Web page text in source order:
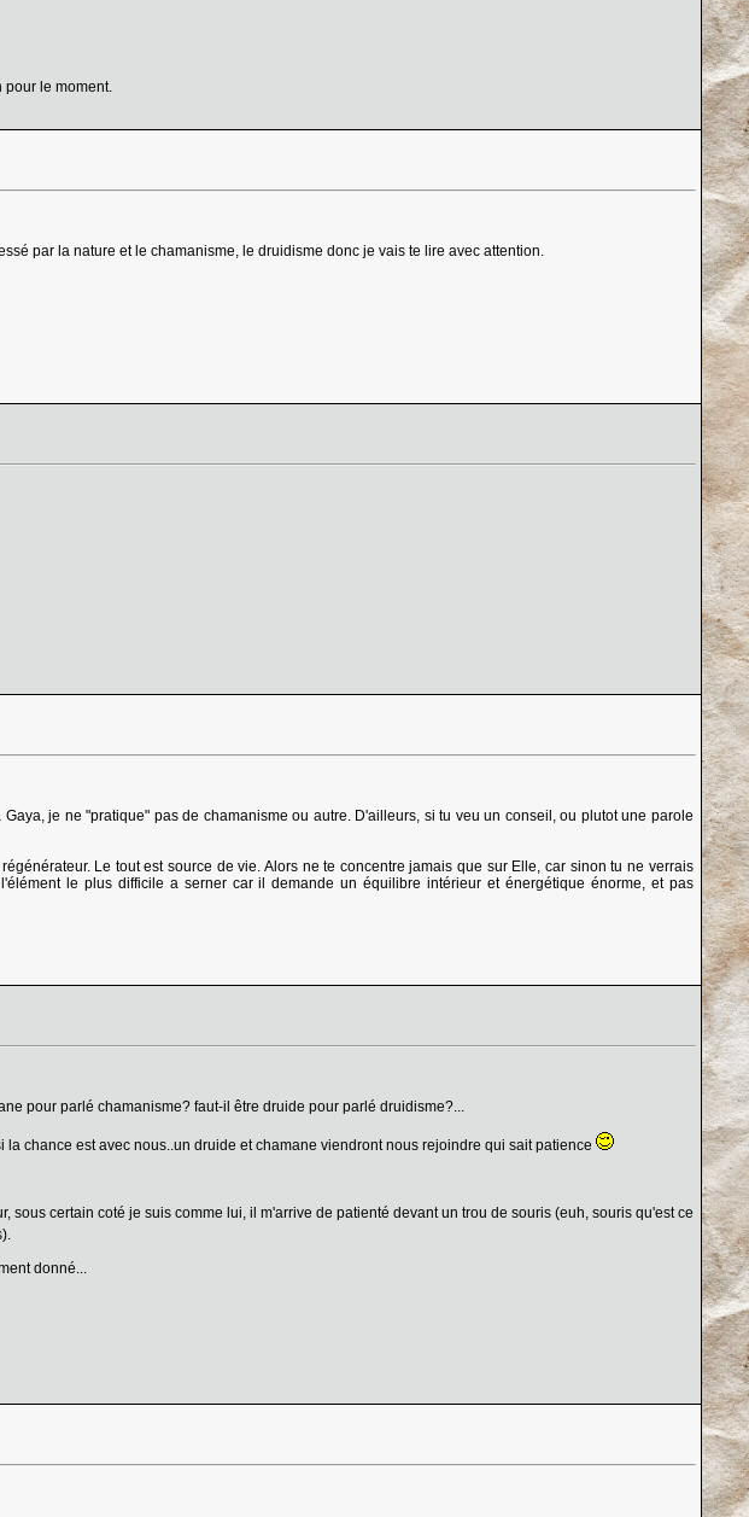
pour le moment.
par la nature et le chamanisme, le druidisme donc je vais te lire avec attention.
je ne "pratique" pas de chamanisme ou autre. D'ailleurs, si tu veu un conseil, ou plutot une parole
Le tout est source de vie. Alors ne te concentre jamais que sur Elle, car sinon tu ne verrais
le plus difficile a serner car il demande un équilibre intérieur et énergétique énorme, et pas
pour parlé chamanisme? faut-il être druide pour parlé druidisme?...
chance est avec nous..un druide et chamane viendront nous rejoindre qui sait patience
certain coté je suis comme lui, il m'arrive de patienté devant un trou de souris (euh, souris qu'est ce
donné...